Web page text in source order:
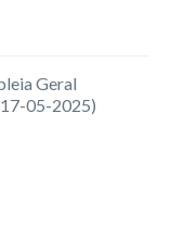
Geral
05-2025)